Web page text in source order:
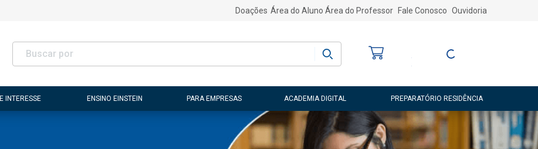
Doações Área do Aluno Área do Professor Fale Conosco Ouvidoria
Entre ou Cadastre-
INTERESSE ENSINO EINSTEIN PARA EMPRESAS ACADEMIA DIGITAL PREPARATÓRIO RESIDÊNCIA